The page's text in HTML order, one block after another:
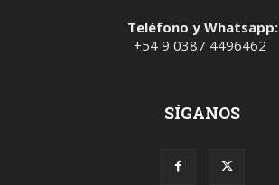
Teléfono y Whatsapp:
+54 9 0387 4496462
SÍGANOS